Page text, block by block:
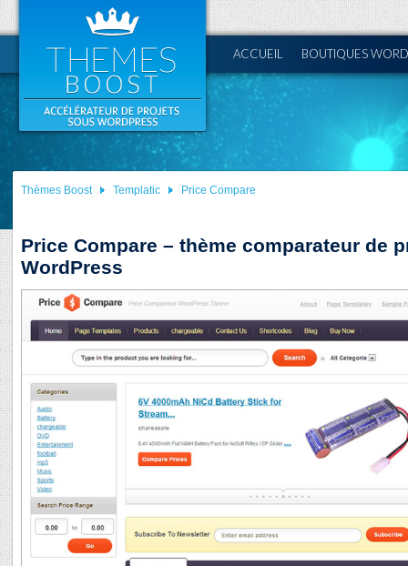
ACCUEIL BOUTIQUES
Thèmes Boost Templatic Price Compare
Price Compare – thème comparateur de
WordPress